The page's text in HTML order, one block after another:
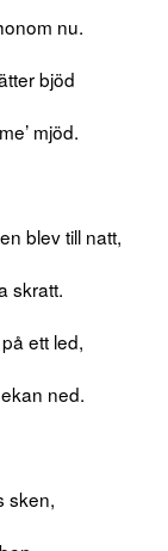
nu.
bjöd
mjöd.
blev till natt,
skratt.
ett led,
ned.
sken,